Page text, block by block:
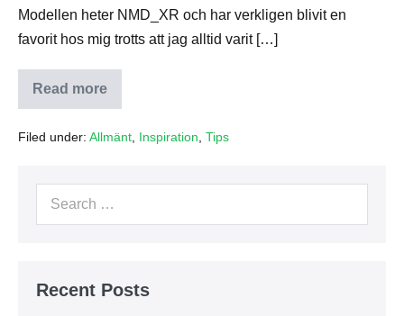
Modellen heter NMD_XR och har verkligen blivit en
favorit hos mig trotts att jag alltid varit […]
Read more
Nya
camo
ifrån
Filed under: Allmänt, Inspiration, Tips
Search
Recent Posts